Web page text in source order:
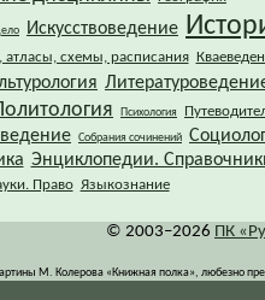
Искусствоведение
атласы, схемы, расписания
Психология
Собрания сочинений
Энциклопедии.
Право Языкознание
© 2003–2026 ПК
М. Колерова «Книжная полка», любезно